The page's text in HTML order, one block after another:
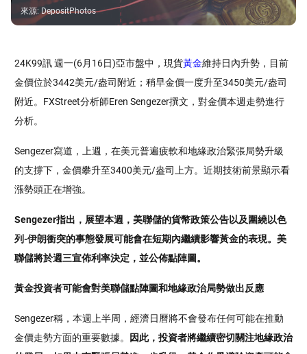
來源:DepositPhotos
24K99訊 週一(6月16日)亞市盤中，現貨黃金維持日內升勢，目前
金價位於3442美元/盎司附近；稍早金價一度升至3450美元/盎司
附近。FXStreet分析師Eren Sengezer撰文，對金價本週走勢進行
分析。
Sengezer寫道，上週，在美元普遍疲軟和地緣政治緊張局勢升級
的支撐下，金價攀升至3400美元/盎司上方。近期技術前景顯示看
漲勢頭正在增強。
Sengezer指出，展望本週，美聯儲的貨幣政策公告以及圍繞以色
列-伊朗衝突的事態發展可能會在短期內繼續影響黃金的表現。美
聯儲將於週三宣佈利率決定，並公佈點陣圖。
黃金投資者可能會對美聯儲點陣圖和地緣政治局勢做出反應
Sengezer稱，本週上半周，經濟日曆將不會發布任何可能在推動
金價走勢方面的重要數據。 因此，投資者將繼續密切關注地緣政治